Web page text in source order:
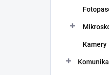
Kamery